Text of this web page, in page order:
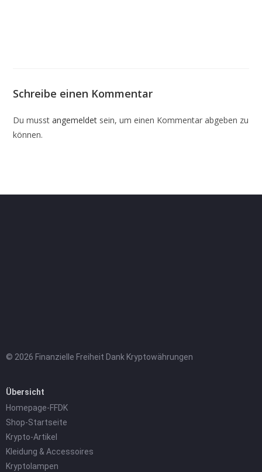
Schreibe einen Kommentar
Du musstangemeldet sein, um einen Kommentar abgeben zu
können.
© 2026 Finanzielle Freiheit Dank Kryptowährungen
Übersicht
Homepage-FFDK
Shop-Startseite
Krypto-Artikel
Kleidung & Accessoires
Kryptolampen